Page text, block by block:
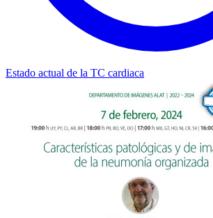
Estado actual de la TC cardiaca